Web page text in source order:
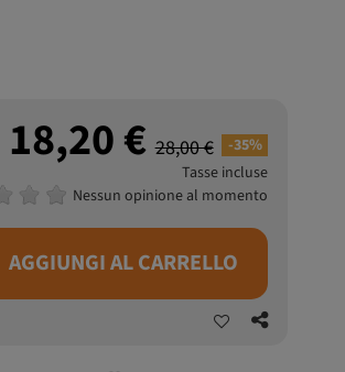
18,20 € 28,00 € -35%
Tasse incluse
Nessun opinione al momento
AGGIUNGI AL CARRELLO